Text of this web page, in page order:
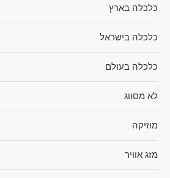
כלכלה בארץ
כלכלה בישראל
כלכלה בעולם
לא מסווג
מוזיקה
מזג אוויר